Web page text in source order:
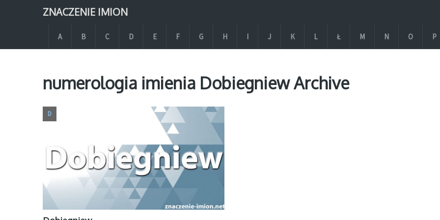
ZNACZENIE IMION
A B C D E F G H I J K L Ł M N O P
numerologia imienia Dobiegniew Archive
D